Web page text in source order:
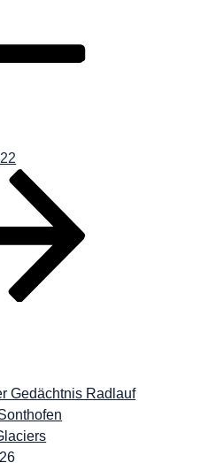
Gedächtnis Radlauf